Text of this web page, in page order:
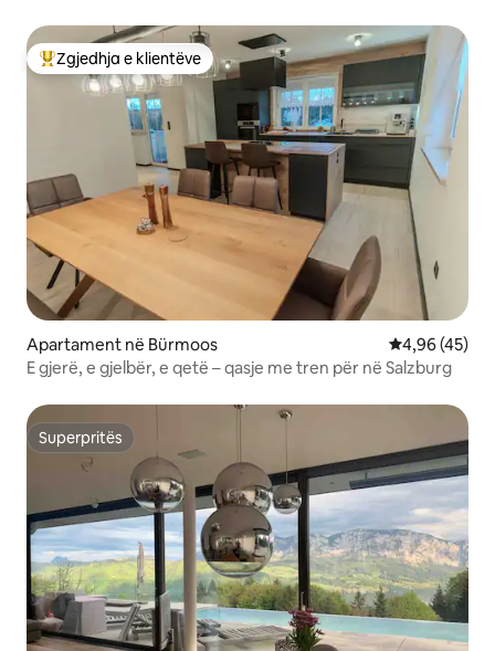
Më të mirat e zgjedhjeve të klientëve
Zgjedhja e klientëve
Apartament në Bürmoos Vlerësimi
4,96 (45)
E gjerë, e gjelbër, e qetë – qasje me tren për në Salzburg
Superpritës
Superpritës